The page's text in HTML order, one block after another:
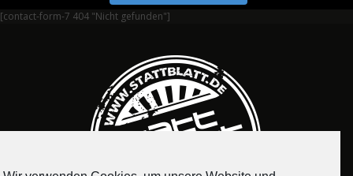
[contact-form-7 404 "Nicht gefunden"]